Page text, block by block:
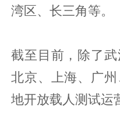
湾区、长三角等。
截至目前，除了
北京、上海、广
地开放载人测试运